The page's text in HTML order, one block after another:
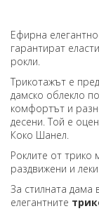
Ефирна
гарантират
рокли.
Трикотажът е
дамско облекло
комфортът и
десени. Той е
Коко Шанел.
Роклите от трико
раздвижени и
За стилната дама
елегантните